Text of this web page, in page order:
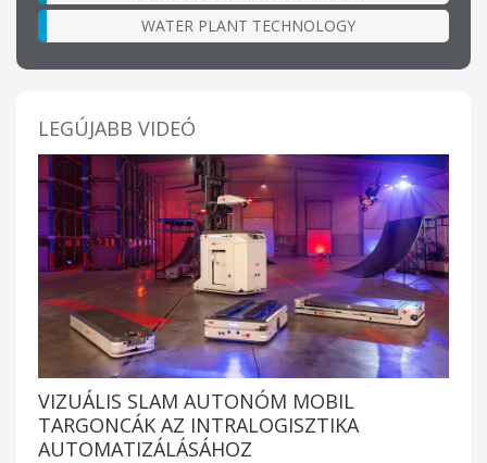
WATER PLANT TECHNOLOGY
LEGÚJABB VIDEÓ
VIZUÁLIS SLAM AUTONÓM MOBIL
TARGONCÁK AZ INTRALOGISZTIKA
AUTOMATIZÁLÁSÁHOZ